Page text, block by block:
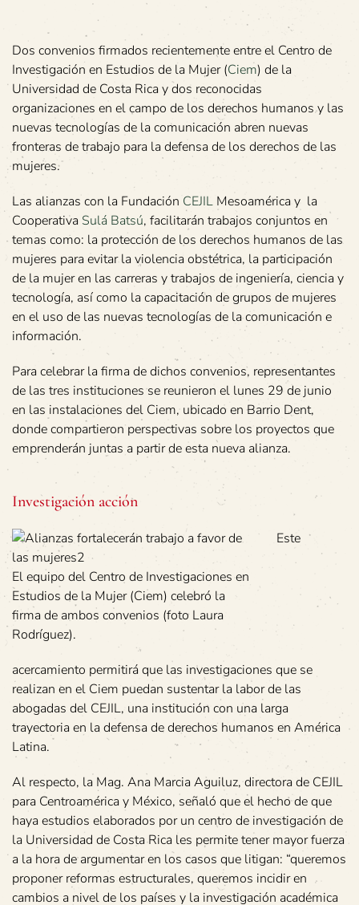
Dos convenios firmados recientemente entre el Centro de
Investigación en Estudios de la Mujer (Ciem) de la
Universidad de Costa Rica y dos reconocidas
organizaciones en el campo de los derechos humanos y las
nuevas tecnologías de la comunicación abren nuevas
fronteras de trabajo para la defensa de los derechos de las
mujeres.
Las alianzas con la Fundación CEJIL Mesoamérica y la
Cooperativa Sulá Batsú, facilitarán trabajos conjuntos en
temas como: la protección de los derechos humanos de las
mujeres para evitar la violencia obstétrica, la participación
de la mujer en las carreras y trabajos de ingeniería, ciencia y
tecnología, así como la capacitación de grupos de mujeres
en el uso de las nuevas tecnologías de la comunicación e
información.
Para celebrar la firma de dichos convenios, representantes
de las tres instituciones se reunieron el lunes 29 de junio
en las instalaciones del Ciem, ubicado en Barrio Dent,
donde compartieron perspectivas sobre los proyectos que
emprenderán juntas a partir de esta nueva alianza.
Investigación acción
El equipo del Centro de Investigaciones en
Estudios de la Mujer (Ciem) celebró la
firma de ambos convenios (foto Laura
Rodríguez).
Este
acercamiento permitirá que las investigaciones que se
realizan en el Ciem puedan sustentar la labor de las
abogadas del CEJIL, una institución con una larga
trayectoria en la defensa de derechos humanos en América
Latina.
Al respecto, la Mag. Ana Marcia Aguiluz, directora de CEJIL
para Centroamérica y México, señaló que el hecho de que
haya estudios elaborados por un centro de investigación de
la Universidad de Costa Rica les permite tener mayor fuerza
a la hora de argumentar en los casos que litigan: “queremos
proponer reformas estructurales, queremos incidir en
cambios a nivel de los países y la investigación académica